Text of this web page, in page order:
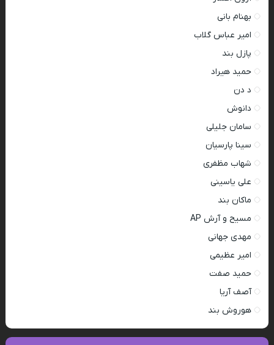
بهنام بانی
امیر عباس گلاب
پازل بند
حمید هیراد
د دن
دانوش
سامان جلیلی
سینا پارسیان
شهاب مظفری
علی یاسینی
ماکان بند
مسیح و آرش AP
مهدی جهانی
امیر عظیمی
حمید صفت
آصف آریا
هوروش بند